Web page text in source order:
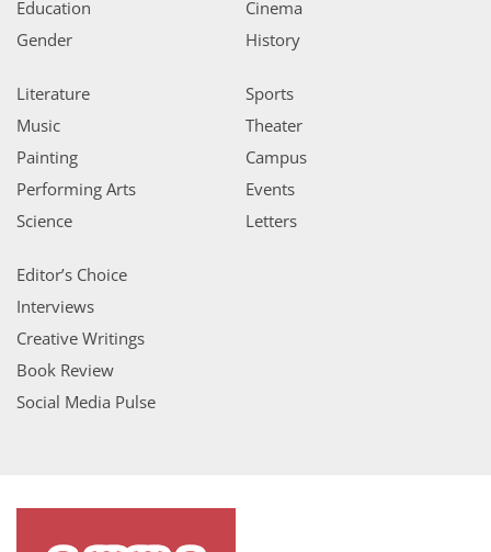
Education
Gender
Cinema
History
Literature
Music
Painting
Performing Arts
Science
Sports
Theater
Campus
Events
Letters
Editor’s Choice
Interviews
Creative Writings
Book Review
Social Media Pulse